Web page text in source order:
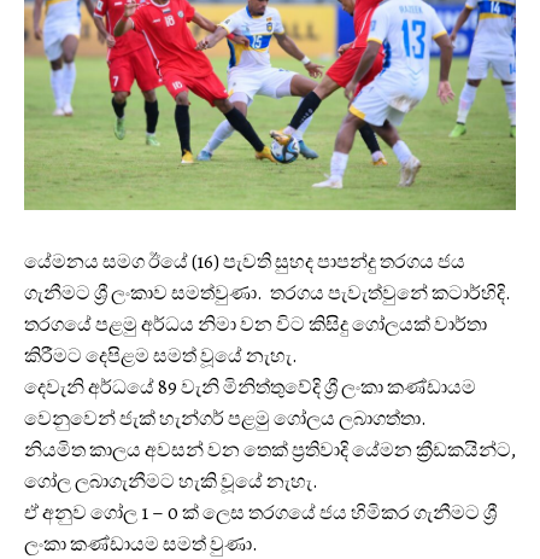
යේමනය සමග ඊයේ (16) පැවති සුහද පාපන්දු තරගය ජය
ගැනීමට ශ්‍රී ලංකාව සමත්වුණා. තරගය පැවැත්වුනේ කටාර්හිදි.
තරගයේ පළමු අර්ධය නිමා වන විට කිසිදු ගෝලයක් වාර්තා
කිරීමට දෙපිළම සමත් වූයේ නැහැ.
දෙවැනි අර්ධයේ 89 වැනි මිනිත්තුවේදි ශ්‍රී ලංකා කණ්ඩායම
වෙනුවෙන් ජැක් හැන්ගර් පළමු ගෝලය ලබාගත්තා.
නියමිත කාලය අවසන් වන තෙක් ප්‍රතිවාදි යේමන ක්‍රීඩකයින්ට,
ගෝල ලබාගැනීමට හැකි වූයේ නැහැ.
ඒ අනුව ගෝල 1 – 0 ක් ලෙස තරගයේ ජය හිමිකර ගැනීමට ශ්‍රී
ලංකා කණ්ඩායම සමත් වුණා.